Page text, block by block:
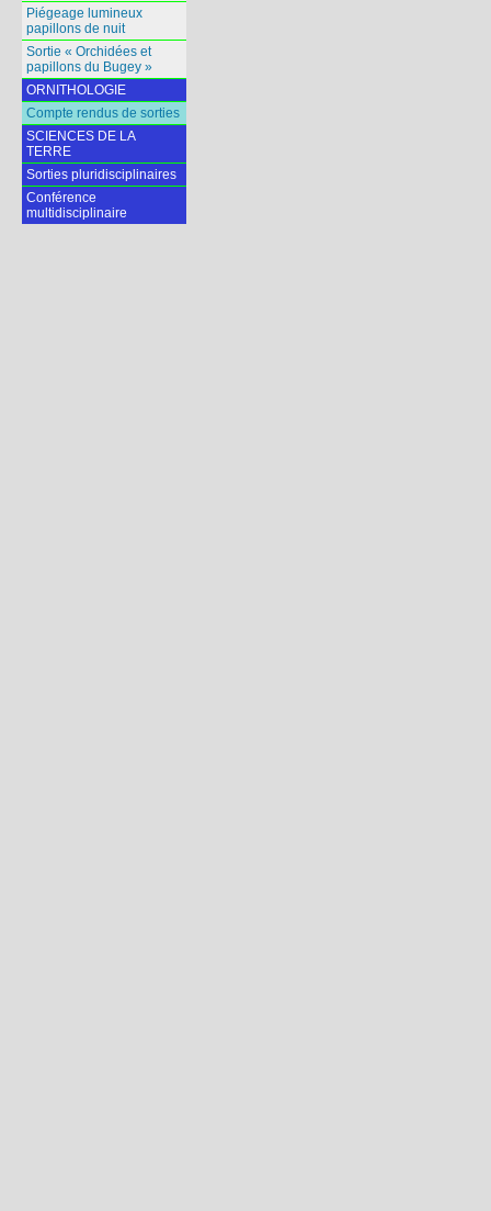
Piégeage lumineux
papillons de nuit
Sortie « Orchidées et
papillons du Bugey »
ORNITHOLOGIE
Compte rendus de sorties
SCIENCES DE LA
TERRE
Sorties pluridisciplinaires
Conférence
multidisciplinaire